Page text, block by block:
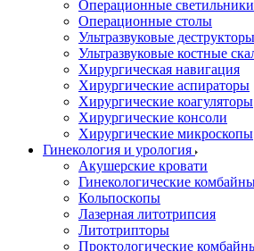
Операционные светильники
Операционные столы
Ультразвуковые
Ультразвуковые костные
Хирургическая навигация
Хирургические аспираторы
Хирургические коагуляторы
Хирургические консоли
Хирургические микроскопы
Гинекология и урология
Акушерские кровати
Гинекологические
Кольпоскопы
Лазерная литотрипсия
Литотрипторы
Проктологические